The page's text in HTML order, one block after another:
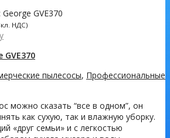
НДС)
пылесосы, Профессиональные
можно сказать “все в одном”, он
как сухую, так и влажную уборку.
«друг семьи» и с легкостью